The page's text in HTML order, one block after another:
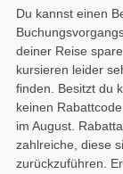
Du kannst einen
deiner Reise
kursieren leider
finden. Besitzt du
keinen
im August.
zahlreiche, diese
zurückzuführen.